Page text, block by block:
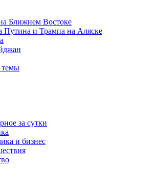
Ближнем Востоке
Путина и Трампа на Аляске
темы
за сутки
и бизнес